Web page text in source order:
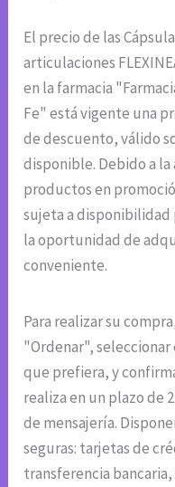
El precio de las
articulaciones
en la farmacia
Fe" está vigente una
de descuento, válido
disponible. Debido a
productos en
sujeta a
la oportunidad de
conveniente.
Para realizar su
"Ordenar",
que prefiera, y
realiza en un plazo de
de mensajería.
seguras: tarjetas de
transferencia bancaria,